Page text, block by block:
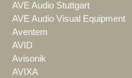
AVE Audio Stuttgart
AVE Audio Visual Equipment
Aventem
AVID
Avisonik
AVIXA